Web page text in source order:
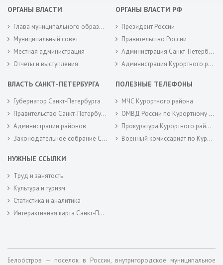
ОРГАНЫ ВЛАСТИ
Глава муниципального образования
Муниципальный совет
Местная администрация
Отчеты и выступления
ОРГАНЫ ВЛАСТИ РФ
Президент России
Правительство России
Администрация Санкт-Петербурга
Администрация Курортного района Санкт-Петербурга
ВЛАСТЬ САНКТ-ПЕТЕРБУРГА
Губернатор Санкт-Петербурга
Правительство Санкт-Петербурга
Администрации районов
Законодательное собрание Санкт-Петербурга
ПОЛЕЗНЫЕ ТЕЛЕФОНЫ
МЧС Курортного района
ОМВД России по Курортному району
Прокуратура Курортного района
Военный комиссариат по Курортному районам города Санкт-Петербурга
НУЖНЫЕ ССЫЛКИ
Труд и занятость
Культура и туризм
Статистика и аналитика
Интерактивная карта Санкт-Петербурга
Белоо́стров — посёлок в России, внутригородское муниципальное